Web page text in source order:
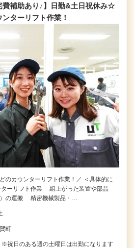
費補助あり♪】日勤&土日祝休み☆
ターリフト作業！
のカウンターリフト作業！／ ＜具体的に
ーリフト作業 組上がった装置や部品
）の運搬 精密機械製品・…
町
祝日のある週の土曜日は出勤になります